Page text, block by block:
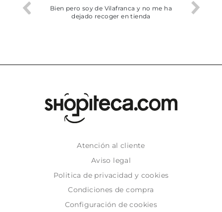
trobat
Bien pero soy de Vilafranca y no me ha
dejado recoger en tienda
Atención al cliente
Aviso legal
Politica de privacidad y cookies
Condiciones de compra
Configuración de cookies